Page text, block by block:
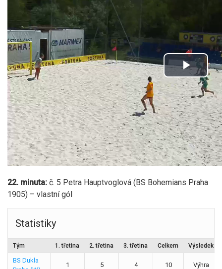
22. minuta: č. 5 Petra Hauptvoglová (BS Bohemians Praha
1905) – vlastní gól
Statistiky
Tým 1. třetina 2. třetina 3. třetina Celkem Výsledek
BS Dukla
1 5 4 10 Výhra